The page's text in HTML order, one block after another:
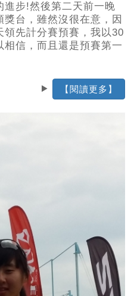
進步!然後第二天前一晚
台，雖然沒很在意，因
先計分賽預賽，我以30
信，而且還是預賽第一
【閱讀更多】